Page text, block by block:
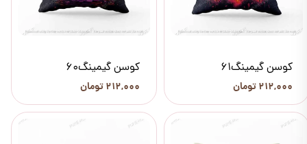
کوسن گیمینگ61
۲۱۲,۰۰۰ تومان
کوسن گیمینگ60
۲۱۲,۰۰۰ تومان